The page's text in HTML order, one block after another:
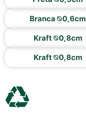
Branca ⦰0,6cm
Kraft ⦰0,8cm
Kraft ⦰0,8cm